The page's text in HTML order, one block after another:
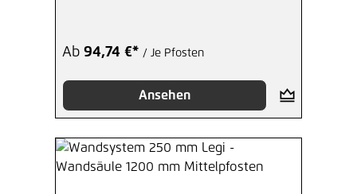
Ab 94,74 €* / Je Pfosten
Ansehen